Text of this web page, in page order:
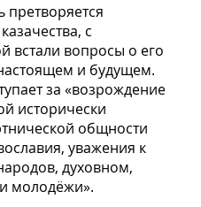
с
встали вопросы о его
и будущем.
за «возрождение
исторически
общности
уважения к
духовном,
молодёжи».